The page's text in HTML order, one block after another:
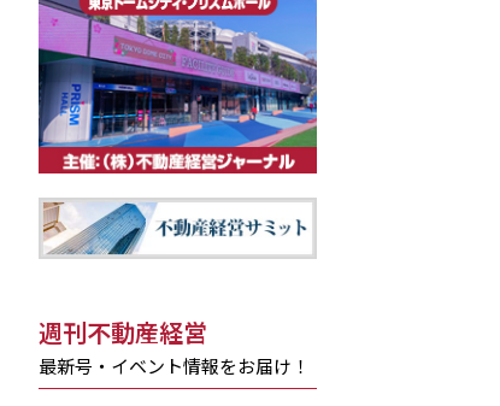
週刊不動産経営
最新号・イベント情報をお届け！